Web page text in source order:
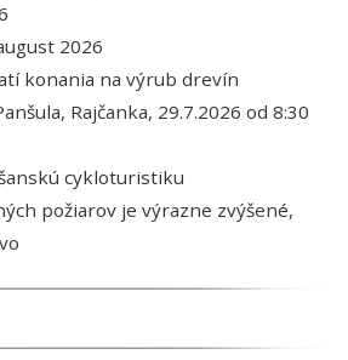
2026
konania na výrub drevín
Rajčanka, 29.7.2026 od 8:30
cykloturistiku
požiarov je výrazne zvýšené,